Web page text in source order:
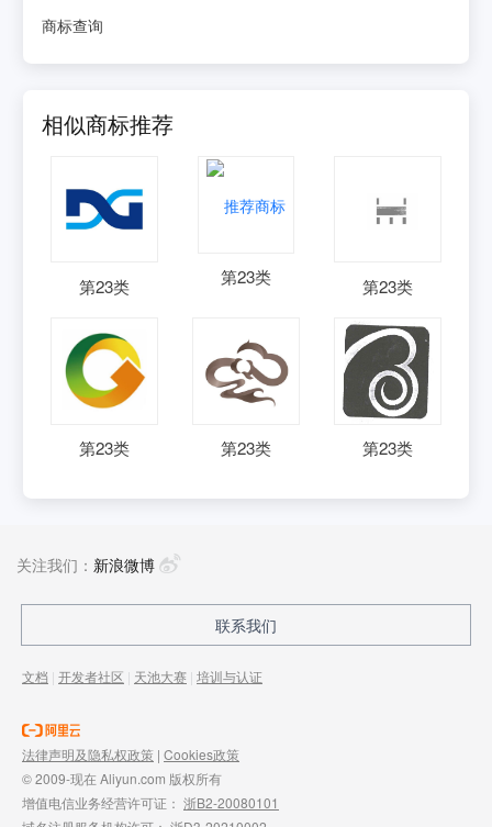
商标查询
相似商标推荐
第23类 第23类 第23类
第23类 第23类 第23类